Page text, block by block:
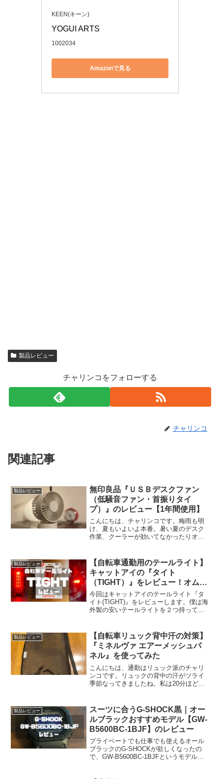
KEEN(キーン)
YOGUI ARTS
1002034
Amazonで見る
製品レビュー
チャリンコをフォローする
チャリンコ
関連記事
製品レビュー
無印良品『ＵＳＢデスクファン
（低騒音ファン・首振りタイ
プ）』のレビュー【1年間使用】
こんにちは、チャリンコです。梅雨も明
け、夏もいよいよ本番。暑い夏のデスク
作業、クーラーが効いてなかったりオフ
イテムといえば、『デスクファン』今回
は実際に約1年間使い倒し...
製品レビュー
【自転車通勤用のテールライト】
キャットアイの『タイト
（TIGHT）』をレビュー！オムニ
5とも比較
今回はキャットアイのテールライト『タ
イト(TIGHT)』をレビューします。僕は海
外製の安いテールライトを２つ持ってい
プ（充電式）は暗いうえに頻繁な電池切
れを起こすという...
製品レビュー
【自転車リュック背中汗の対策】
『ミネルヴァ エアーメッシュパ
ネル』を使ってみた
こんにちは、通勤はリュック派のチャリ
ンコです。リュックの背中の汗がツライ
季節なってきましたね。私は20分ほどの
てしまいます。ベトベトが不快ですし、
汗ジミの見た目も不潔で...
製品レビュー
スーツに合うG-SHOCK黒｜オー
ルブラックおすすめモデル【GW-
B5600BC-1BJF】のレビュー
プライベートでも仕事でも使えるオール
ブラックのG-SHOCKが欲しくなったの
で、GW-B5600BC-1BJFというモデルを